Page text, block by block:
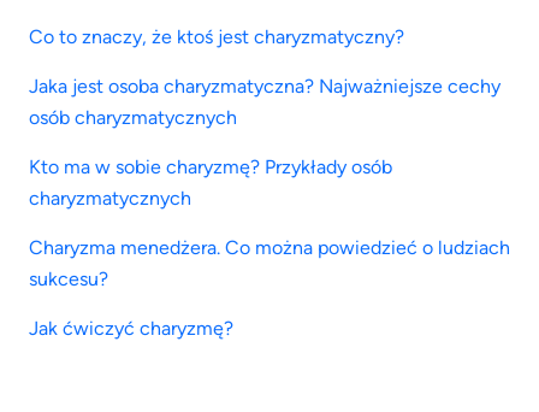
Co to znaczy, że ktoś jest charyzmatyczny?
Jaka jest osoba charyzmatyczna? Najważniejsze cechy
osób charyzmatycznych
Kto ma w sobie charyzmę? Przykłady osób
charyzmatycznych
Charyzma menedżera. Co można powiedzieć o ludziach
sukcesu?
Jak ćwiczyć charyzmę?